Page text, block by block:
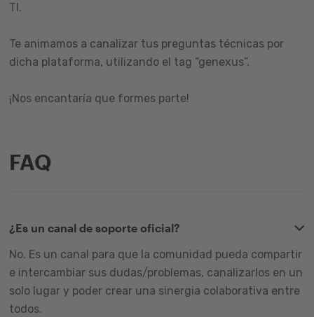
TI.
Te animamos a canalizar tus preguntas técnicas por
dicha plataforma, utilizando el tag “genexus”.
¡Nos encantaría que formes parte!
FAQ
¿Es un canal de soporte oficial?
No. Es un canal para que la comunidad pueda compartir
e intercambiar sus dudas/problemas, canalizarlos en un
solo lugar y poder crear una sinergia colaborativa entre
todos.